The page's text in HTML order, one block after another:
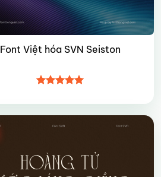
Font Việt hóa SVN Seiston
hạng55